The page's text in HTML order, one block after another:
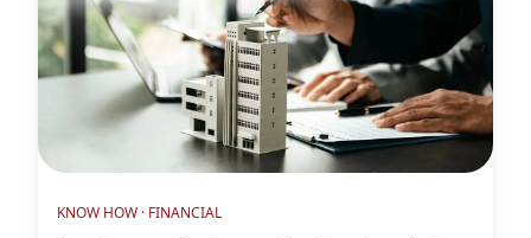
KNOW HOW · FINANCIAL